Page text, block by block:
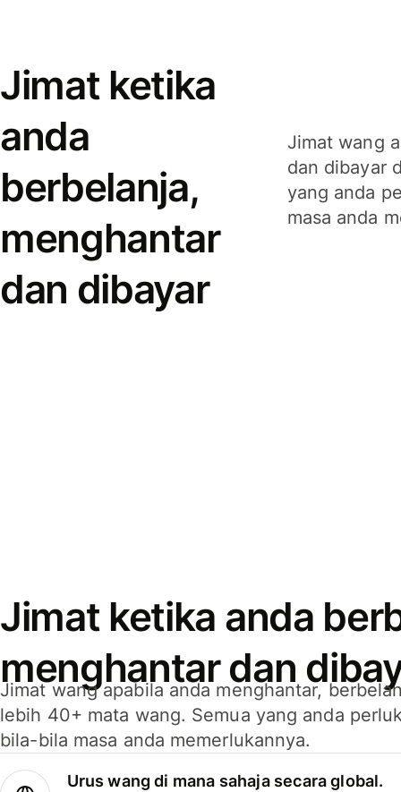
Jimat ketika
anda
berbelanja,
menghantar
dan dibayar
Jimat wang
dan dibayar
yang anda
masa anda
Jimat ketika anda
menghantar dan
Jimat wang apabila anda menghantar,
lebih 40+ mata wang. Semua yang anda
bila-bila masa anda memerlukannya.
Urus wang di mana sahaja secara global.